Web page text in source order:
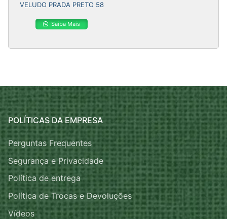
VELUDO PRADA PRETO 58
Saiba Mais
POLÍTICAS DA EMPRESA
Perguntas Frequentes
Segurança e Privacidade
Política de entrega
Política de Trocas e Devoluções
Vídeos